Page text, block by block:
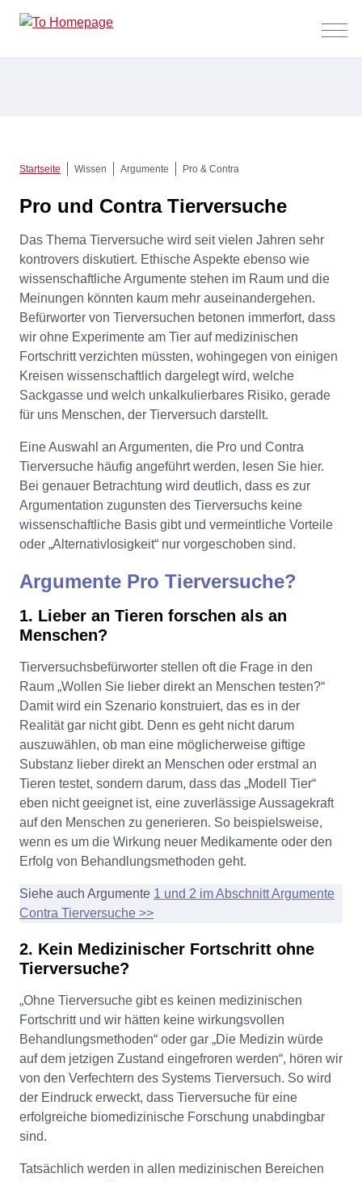
Menü
Startseite Wissen Argumente Pro & Contra
Pro und Contra Tierversuche
Das Thema Tierversuche wird seit vielen Jahren sehr
kontrovers diskutiert. Ethische Aspekte ebenso wie
wissenschaftliche Argumente stehen im Raum und die
Meinungen könnten kaum mehr auseinandergehen.
Befürworter von Tierversuchen betonen immerfort, dass
wir ohne Experimente am Tier auf medizinischen
Fortschritt verzichten müssten, wohingegen von einigen
Kreisen wissenschaftlich dargelegt wird, welche
Sackgasse und welch unkalkulierbares Risiko, gerade
für uns Menschen, der Tierversuch darstellt.
Eine Auswahl an Argumenten, die Pro und Contra
Tierversuche häufig angeführt werden, lesen Sie hier.
Bei genauer Betrachtung wird deutlich, dass es zur
Argumentation zugunsten des Tierversuchs keine
wissenschaftliche Basis gibt und vermeintliche Vorteile
oder „Alternativlosigkeit“ nur vorgeschoben sind.
Argumente Pro Tierversuche?
1. Lieber an Tieren forschen als an
Menschen?
Tierversuchsbefürworter stellen oft die Frage in den
Raum „Wollen Sie lieber direkt an Menschen testen?“
Damit wird ein Szenario konstruiert, das es in der
Realität gar nicht gibt. Denn es geht nicht darum
auszuwählen, ob man eine möglicherweise giftige
Substanz lieber direkt an Menschen oder erstmal an
Tieren testet, sondern darum, dass das „Modell Tier“
eben nicht geeignet ist, eine zuverlässige Aussagekraft
auf den Menschen zu generieren. So beispielsweise,
wenn es um die Wirkung neuer Medikamente oder den
Erfolg von Behandlungsmethoden geht.
Siehe auch Argumente 1 und 2 im Abschnitt Argumente
Contra Tierversuche >>
2. Kein Medizinischer Fortschritt ohne
Tierversuche?
„Ohne Tierversuche gibt es keinen medizinischen
Fortschritt und wir hätten keine wirkungsvollen
Behandlungsmethoden“ oder gar „Die Medizin würde
auf dem jetzigen Zustand eingefroren werden“, hören wir
von den Verfechtern des Systems Tierversuch. So wird
der Eindruck erweckt, dass Tierversuche für eine
erfolgreiche biomedizinische Forschung unabdingbar
sind.
Tatsächlich werden in allen medizinischen Bereichen